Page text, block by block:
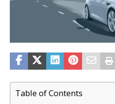
Table of Contents